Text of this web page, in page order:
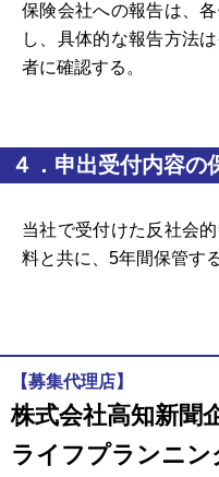
保険会社への報告は、
し、具体的な報告方法
者に確認する。
４．申出受付内容の
当社で受付けた反社会
料と共に、5年間保管する
【募集代理店】
株式会社高知新聞
ライフプランニン